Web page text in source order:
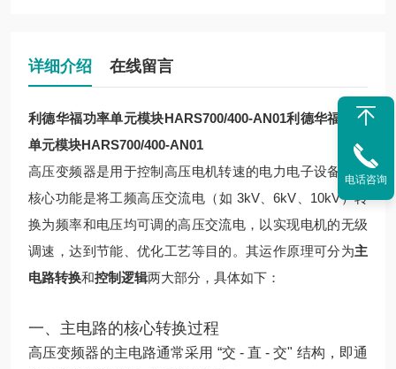
详细介绍 在线留言
利德华福功率单元模块HARS700/400-AN01利德华福功率
单元模块HARS700/400-AN01
高压变频器是用于控制高压电机转速的电力电子设备，其
核心功能是将工频高压交流电（如 3kV、6kV、10kV）转
换为频率和电压均可调的高压交流电，以实现电机的无级
调速，达到节能、优化工艺等目的。其运作原理可分为主
电路转换和控制逻辑两大部分，具体如下：
一、主电路的核心转换过程
高压变频器的主电路通常采用 “交 - 直 - 交" 结构，即通
电话咨询